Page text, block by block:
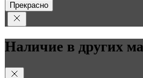
Прекрасно
Наличие в других